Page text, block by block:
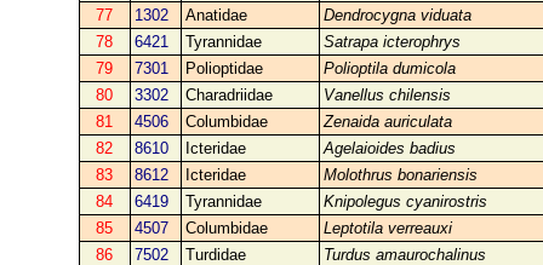
77
1302 Anatidae
Dendrocygna viduata
78
6421 Tyrannidae
Satrapa icterophrys
79
7301 Polioptidae
Polioptila dumicola
80
3302 Charadriidae
Vanellus chilensis
81
4506 Columbidae
Zenaida auriculata
82
8610 Icteridae
Agelaioides badius
83
8612 Icteridae
Molothrus bonariensis
84
6419 Tyrannidae
Knipolegus cyanirostris
85
4507 Columbidae
Leptotila verreauxi
86
7502 Turdidae
Turdus amaurochalinus